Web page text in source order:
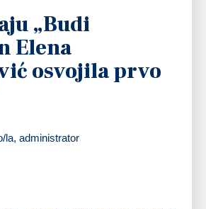
„Budi
Elena
osvojila prvo
la, administrator